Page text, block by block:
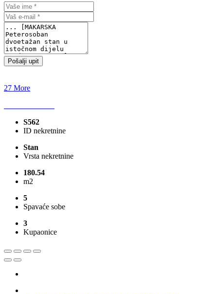
Pošalji upit
27 More
S562
ID nekretnine
Stan
Vrsta nekretnine
180.54
m2
5
Spavaće sobe
3
Kupaonice